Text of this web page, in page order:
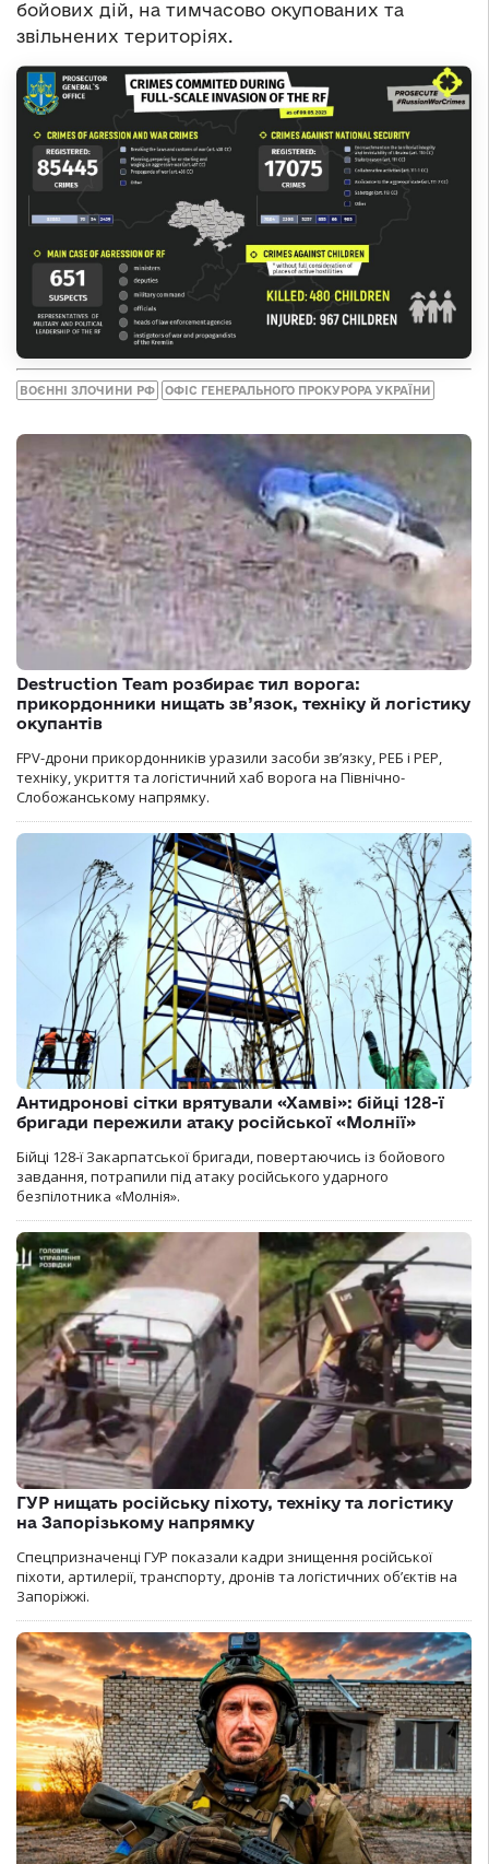
бойових дій, на тимчасово окупованих та
звільнених територіях.
ВОЄННІ ЗЛОЧИНИ РФ ОФІС ГЕНЕРАЛЬНОГО ПРОКУРОРА УКРАЇНИ
Destruction Team розбирає тил ворога:
прикордонники нищать зв’язок, техніку й логістику
окупантів
FPV-дрони прикордонників уразили засоби зв’язку, РЕБ і РЕР,
техніку, укриття та логістичний хаб ворога на Північно-
Слобожанському напрямку.
Антидронові сітки врятували «Хамві»: бійці 128-ї
бригади пережили атаку російської «Молнії»
Бійці 128-ї Закарпатської бригади, повертаючись із бойового
завдання, потрапили під атаку російського ударного
безпілотника «Молнія».
ГУР нищать російську піхоту, техніку та логістику
на Запорізькому напрямку
Спецпризначенці ГУР показали кадри знищення російської
піхоти, артилерії, транспорту, дронів та логістичних об’єктів на
Запоріжжі.